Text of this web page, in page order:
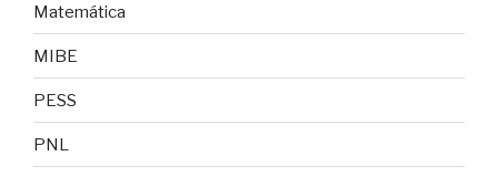
Matemática
MIBE
PESS
PNL